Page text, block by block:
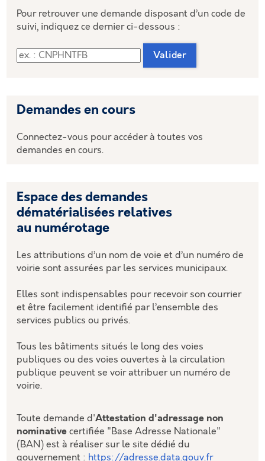
Pour retrouver une demande disposant d’un code de
suivi, indiquez ce dernier ci-dessous :
Code de suivi
Valider
Demandes en cours
Connectez-vous pour accéder à toutes vos
demandes en cours.
Espace des demandes
dématérialisées relatives
au numérotage
Les attributions d’un nom de voie et d’un numéro de
voirie sont assurées par les services municipaux.
Elles sont indispensables pour recevoir son courrier
et être facilement identifié par l’ensemble des
services publics ou privés.
Tous les bâtiments situés le long des voies
publiques ou des voies ouvertes à la circulation
publique peuvent se voir attribuer un numéro de
voirie.
Toute demande d'Attestation d'adressage non
nominative certifiée "Base Adresse Nationale"
(BAN) est à réaliser sur le site dédié du
gouvernement : https://adresse.data.gouv.fr